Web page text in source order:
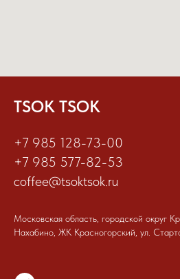
TSOK TSOK
+7 985 128-73-00
+7 985 577-82-53
coffee@tsoktsok.ru
Московская область, городской округ
Нахабино, ЖК Красногорский, ул.